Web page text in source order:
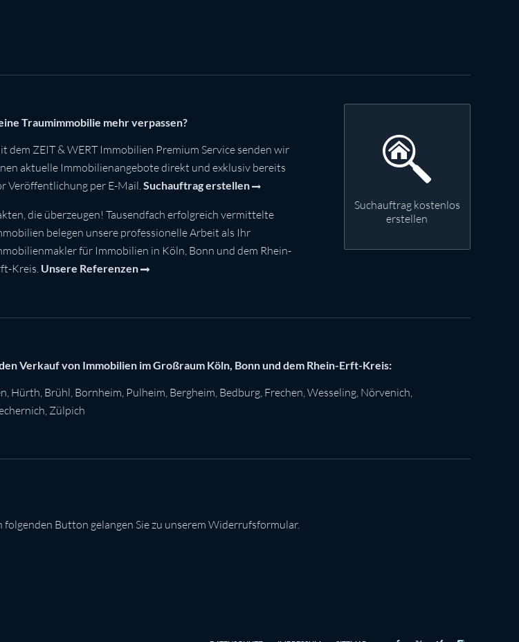
Traumimmobilie mehr verpassen?
dem ZEIT & WERT Immobilien Premium Service senden wir
aktuelle Immobilienangebote direkt und exklusiv bereits
Veröffentlichung per E-Mail.Suchauftrag erstellen
die überzeugen! Tausendfach erfolgreich vermittelte
belegen unsere professionelle Arbeit als Ihr
für Immobilien in Köln, Bonn und dem Rhein-
Kreis. Unsere Referenzen
Suchauftrag kostenlos
erstellen
Verkauf von Immobilien im Großraum Köln, Bonn und dem Rhein-Erft-Kreis:
, Hürth, Brühl, Bornheim, Pulheim, Bergheim, Bedburg, Frechen,Wesseling, Nörvenich,
, Zülpich
Button gelangen Sie zu unserem Widerrufsformular.